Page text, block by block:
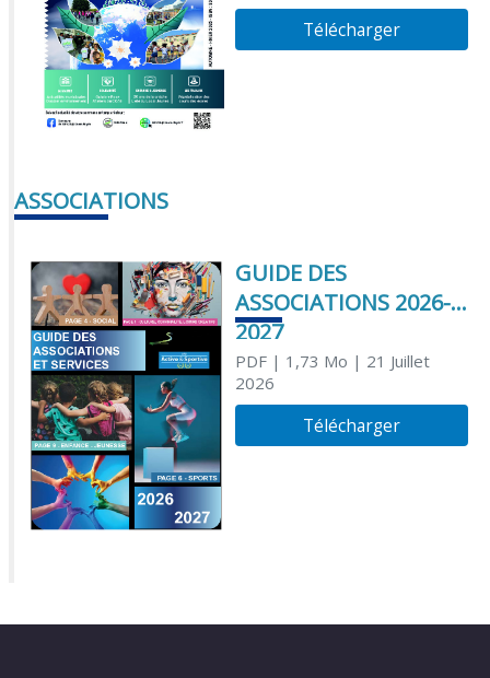
Télécharger
ASSOCIATIONS
GUIDE DES
ASSOCIATIONS 2026-
2027
PDF| 1,73 Mo | 21 Juillet
2026
Télécharger